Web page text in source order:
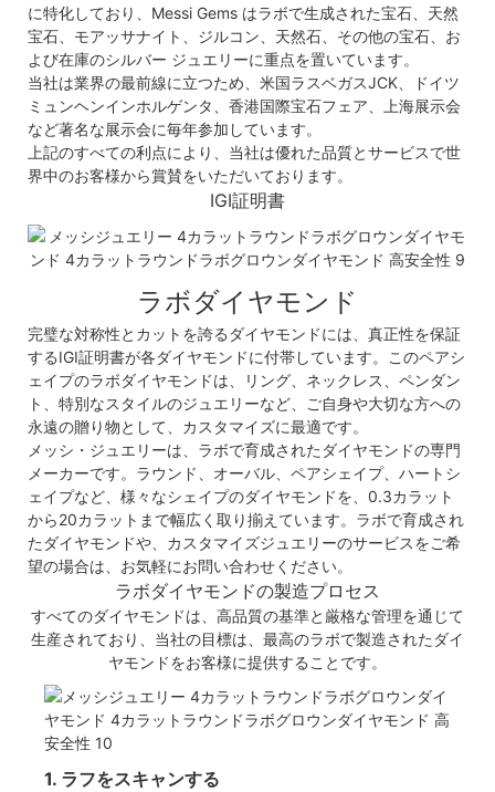
に特化しており、Messi Gems はラボで生成された宝石、天然
宝石、モアッサナイト、ジルコン、天然石、その他の宝石、お
よび在庫のシルバー ジュエリーに重点を置いています。
当社は業界の最前線に立つため、米国ラスベガスJCK、ドイツ
ミュンヘンインホルゲンタ、香港国際宝石フェア、上海展示会
など著名な展示会に毎年参加しています。
上記のすべての利点により、当社は優れた品質とサービスで世
界中のお客様から賞賛をいただいております。
IGI証明書
ラボダイヤモンド
完璧な対称性とカットを誇るダイヤモンドには、真正性を保証
するIGI証明書が各ダイヤモンドに付帯しています。このペアシ
ェイプのラボダイヤモンドは、リング、ネックレス、ペンダン
ト、特別なスタイルのジュエリーなど、ご自身や大切な方への
永遠の贈り物として、カスタマイズに最適です。
メッシ・ジュエリーは、ラボで育成されたダイヤモンドの専門
メーカーです。ラウンド、オーバル、ペアシェイプ、ハートシ
ェイプなど、様々なシェイプのダイヤモンドを、0.3カラット
から20カラットまで幅広く取り揃えています。ラボで育成され
たダイヤモンドや、カスタマイズジュエリーのサービスをご希
望の場合は、お気軽にお問い合わせください。
ラボダイヤモンドの製造プロセス
すべてのダイヤモンドは、高品質の基準と厳格な管理を通じて
生産されており、当社の目標は、最高のラボで製造されたダイ
ヤモンドをお客様に提供することです。
1. ラフをスキャンする